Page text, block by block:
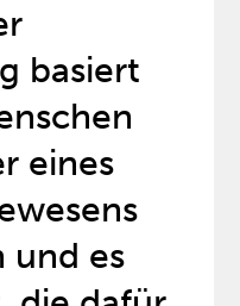
basiert
eines
und es